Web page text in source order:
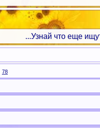
...Узнай что еще
78